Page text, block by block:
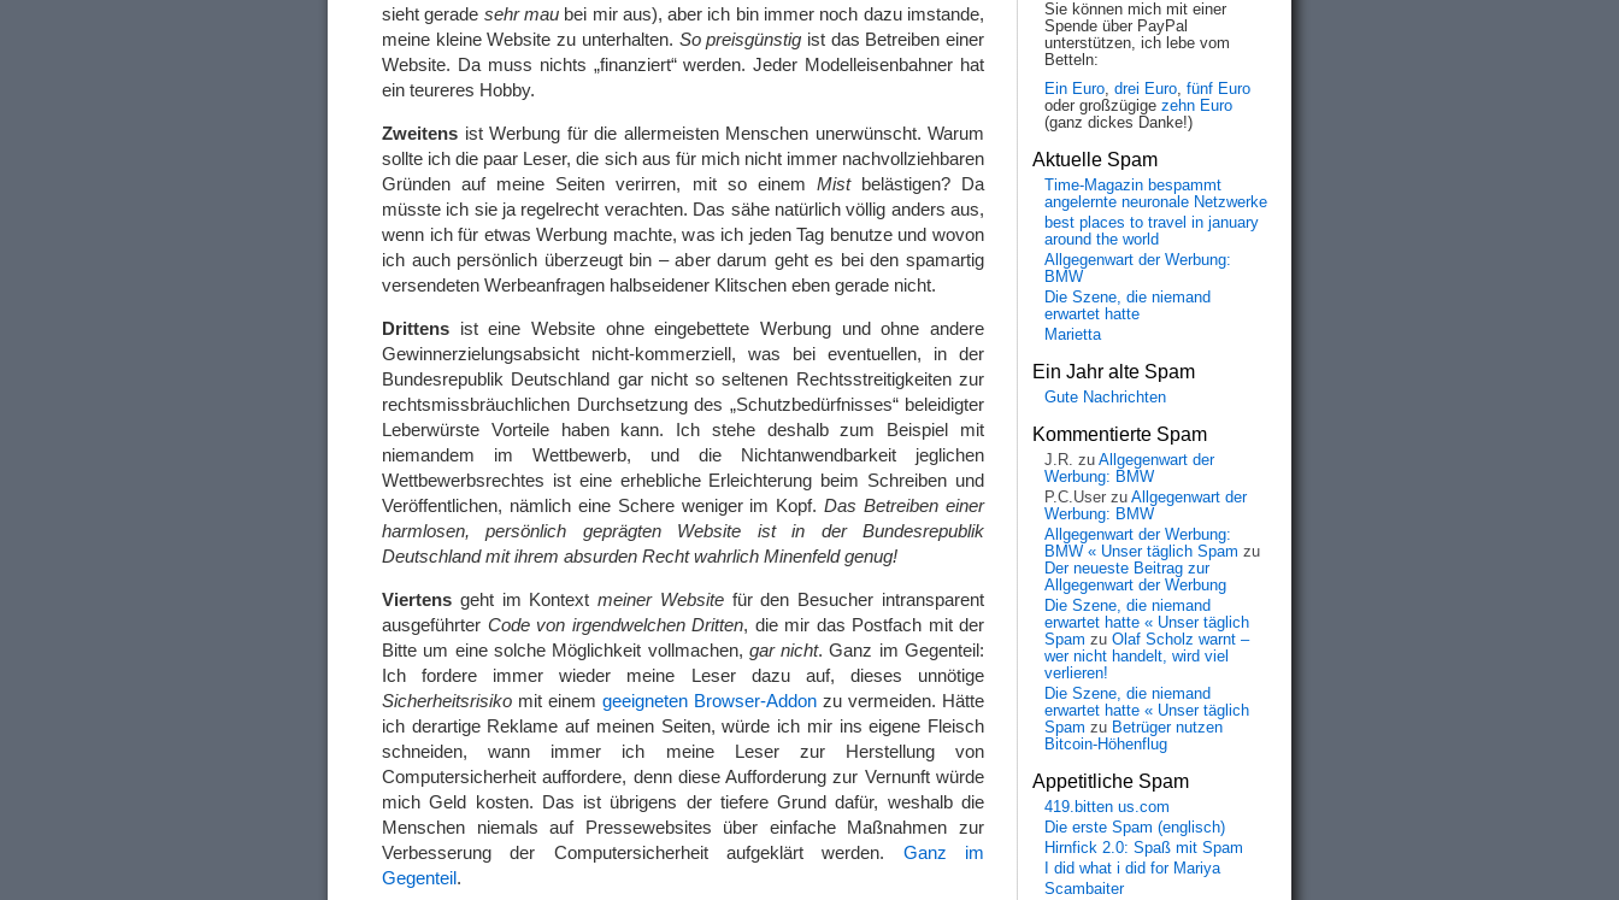
sieht gerade sehr maubei mir aus), aber ich bin immer noch dazu imstande,
meine kleine Website zu unterhalten. So preisgünstig ist das Betreiben einer
Website. Da muss nichts „finanziert“ werden. Jeder Modelleisenbahner hat
ein teureres Hobby.
Zweitens ist Werbung für die allermeisten Menschen unerwünscht. Warum
sollte ich die paar Leser, die sich aus für mich nicht immer nachvollziehbaren
Gründen auf meine Seiten verirren, mit so einem Mistbelästigen? Da
müsste ich sie ja regelrecht verachten. Das sähe natürlich völlig anders aus,
wenn ich für etwas Werbung machte, was ich jeden Tag benutze und wovon
ich auch persönlich überzeugt bin – aber darum geht es bei den spamartig
versendeten Werbeanfragen halbseidener Klitschen eben gerade nicht.
Drittens ist eine Website ohne eingebettete Werbung und ohne andere
Gewinnerzielungsabsicht nicht-kommerziell, was bei eventuellen, in der
Bundesrepublik Deutschland gar nicht so seltenen Rechtsstreitigkeiten zur
rechtsmissbräuchlichen Durchsetzung des „Schutzbedürfnisses“ beleidigter
Leberwürste Vorteile haben kann. Ich stehe deshalb zum Beispiel mit
niemandem im Wettbewerb, und die Nichtanwendbarkeit jeglichen
Wettbewerbsrechtes ist eine erhebliche Erleichterung beim Schreiben und
Veröffentlichen, nämlich eine Schere weniger im Kopf.Das Betreiben einer
harmlosen, persönlich geprägten Website ist in der Bundesrepublik
Deutschland mit ihrem absurden Recht wahrlich Minenfeld genug!
Viertens geht im Kontextmeiner Websitefür den Besucher intransparent
ausgeführter Code von irgendwelchen Dritten, die mir das Postfach mit der
Bitte um eine solche Möglichkeit vollmachen, gar nicht. Ganz im Gegenteil:
Ich fordere immer wieder meine Leser dazu auf, dieses unnötige
Sicherheitsrisiko mit einem geeigneten Browser-Addon zu vermeiden. Hätte
ich derartige Reklame auf meinen Seiten, würde ich mir ins eigene Fleisch
schneiden, wann immer ich meine Leser zur Herstellung von
Computersicherheit auffordere, denn diese Aufforderung zur Vernunft würde
mich Geld kosten. Das ist übrigens der tiefere Grund dafür, weshalb die
Menschen niemals auf Pressewebsites über einfache Maßnahmen zur
Verbesserung der Computersicherheit aufgeklärt werden. Ganz im
Gegenteil.
Sie können mich mit einer
Spende über PayPal
unterstützen, ich lebe vom
Betteln:
Ein Euro, drei Euro, fünf Euro
oder großzügige zehn Euro
(ganz dickes Danke!)
Aktuelle Spam
Time-Magazin bespammt
angelernte neuronale Netzwerke
best places to travel in january
around the world
Allgegenwart der Werbung:
BMW
Die Szene, die niemand
erwartet hatte
Marietta
Ein Jahr alte Spam
Gute Nachrichten
Kommentierte Spam
J.R. zu Allgegenwart der
Werbung: BMW
P.C.User zu Allgegenwart der
Werbung: BMW
Allgegenwart der Werbung:
BMW « Unser täglich Spam zu
Der neueste Beitrag zur
Allgegenwart der Werbung
Die Szene, die niemand
erwartet hatte « Unser täglich
Spam zu Olaf Scholz warnt –
wer nicht handelt, wird viel
verlieren!
Die Szene, die niemand
erwartet hatte « Unser täglich
Spam zu Betrüger nutzen
Bitcoin-Höhenflug
Appetitliche Spam
419.bitten us.com
Die erste Spam (englisch)
Hirnfick 2.0: Spaß mit Spam
I did what i did for Mariya
Scambaiter